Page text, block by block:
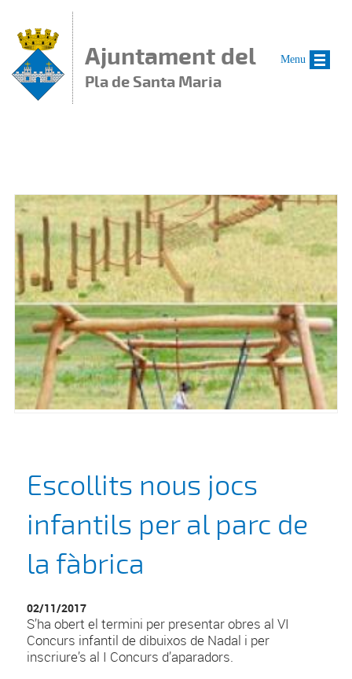
Ajuntament del
Pla de Santa Maria
Escollits nous jocs
infantils per al parc de
la fàbrica
02/11/2017
S’ha obert el termini per presentar obres al VI
Concurs infantil de dibuixos de Nadal i per
inscriure’s al I Concurs d’aparadors.
Menu